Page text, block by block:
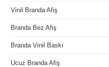
Vinil Branda Afiş
Branda Bez Afiş
Branda Vinil Baskı
Ucuz Branda Afiş